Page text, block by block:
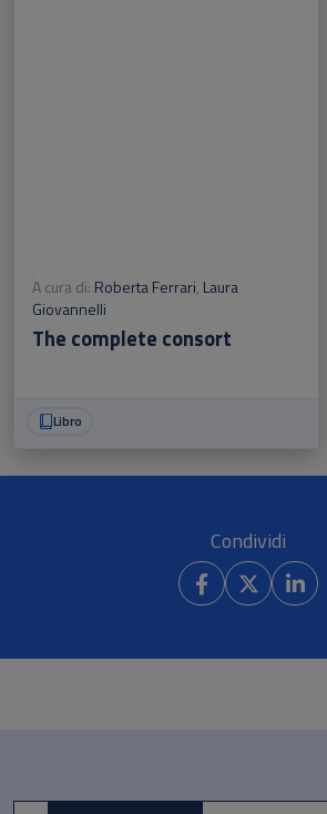
A cura di: Roberta Ferrari, Laura
Giovannelli
The complete consort
Libro
Condividi